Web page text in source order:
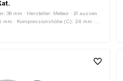
38 mm · Hersteller: Meteor · Ø aussen
mm · Kompressionshöhe (C): 24 mm ·
· Gesamthöhe Kolben (E): 55.3 mm ·
AB · Toleranzgruppe: 2 · Gewicht Kolben-